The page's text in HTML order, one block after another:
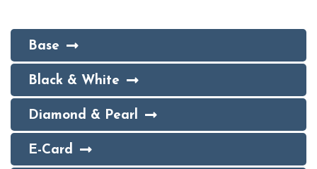
Base
Black & White
Diamond & Pearl
E-Card